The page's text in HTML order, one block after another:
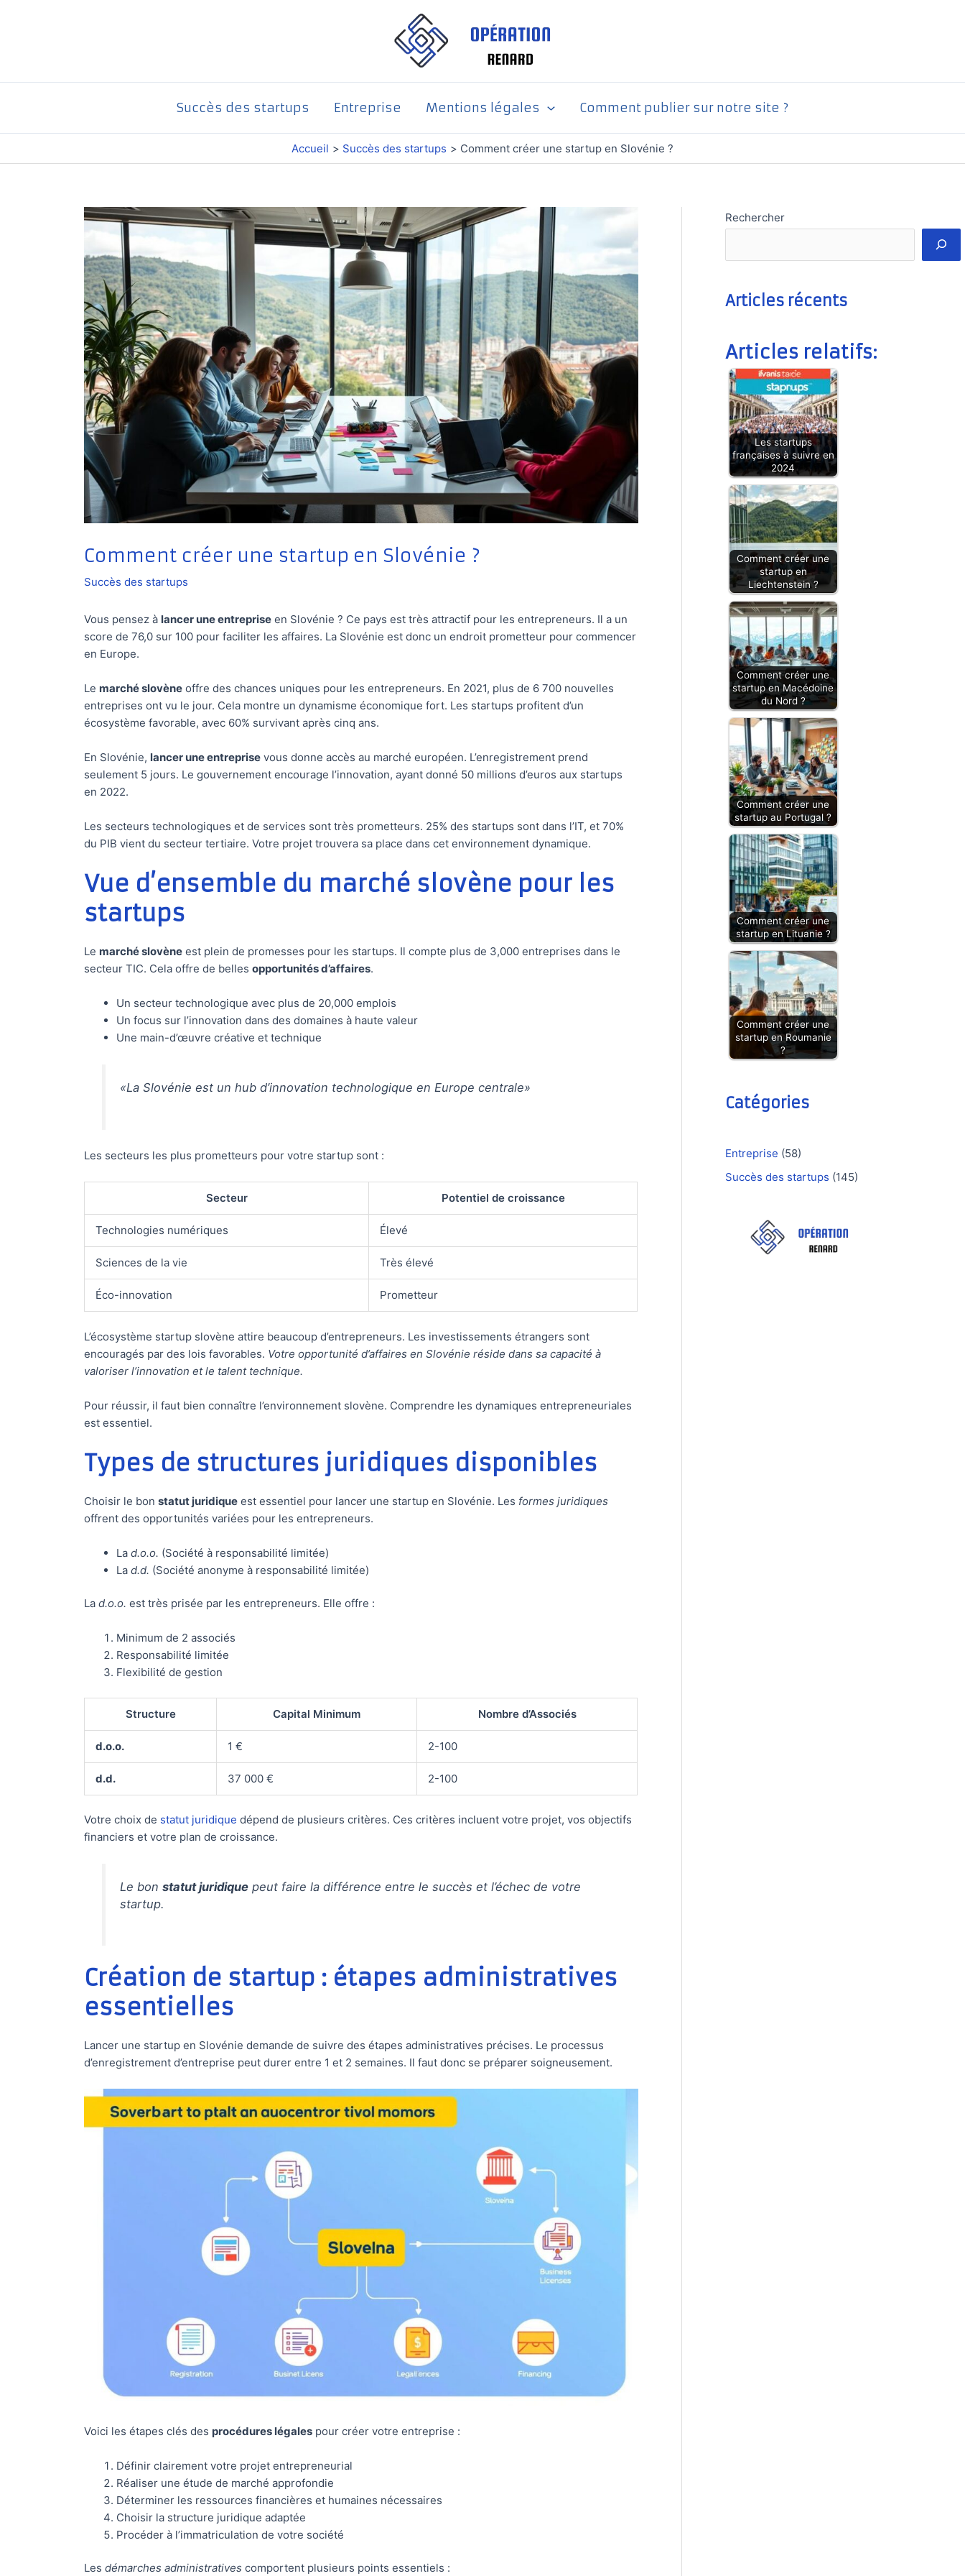
Succès des startups Entreprise Mentions légales Comment publier sur notre site ?
Accueil Succès des startups Comment créer une startup en Slovénie ?
Comment créer une startup en Slovénie ?
Succès des startups
Vous pensez à lancer une entreprise en Slovénie ? Ce pays est très attractif pour les entrepreneurs. Il a un
score de 76,0 sur 100 pour faciliter les affaires. La Slovénie est donc un endroit prometteur pour commencer
en Europe.
Le marché slovène offre des chances uniques pour les entrepreneurs. En 2021, plus de 6 700 nouvelles
entreprises ont vu le jour. Cela montre un dynamisme économique fort. Les startups profitent d’un
écosystème favorable, avec 60% survivant après cinq ans.
En Slovénie, lancer une entreprise vous donne accès au marché européen. L’enregistrement prend
seulement 5 jours. Le gouvernement encourage l’innovation, ayant donné 50 millions d’euros aux startups
en 2022.
Les secteurs technologiques et de services sont très prometteurs. 25% des startups sont dans l’IT, et 70%
du PIB vient du secteur tertiaire. Votre projet trouvera sa place dans cet environnement dynamique.
Vue d’ensemble du marché slovène pour les
startups
Le marché slovène est plein de promesses pour les startups. Il compte plus de 3,000 entreprises dans le
secteur TIC. Cela offre de belles opportunités d’affaires.
Un secteur technologique avec plus de 20,000 emplois
Un focus sur l’innovation dans des domaines à haute valeur
Une main-d’œuvre créative et technique
«La Slovénie est un hub d’innovation technologique en Europe centrale»
Les secteurs les plus prometteurs pour votre startup sont :
Secteur Potentiel de croissance
Technologies numériques Élevé
Sciences de la vie Très élevé
Éco-innovation Prometteur
L’écosystème startup slovène attire beaucoup d’entrepreneurs. Les investissements étrangers sont
encouragés par des lois favorables. Votre opportunité d’affaires en Slovénie réside dans sa capacité à
valoriser l’innovation et le talent technique.
Pour réussir, il faut bien connaître l’environnement slovène. Comprendre les dynamiques entrepreneuriales
est essentiel.
Types de structures juridiques disponibles
Choisir le bon statut juridique est essentiel pour lancer une startup en Slovénie. Les formes juridiques
offrent des opportunités variées pour les entrepreneurs.
La d.o.o. (Société à responsabilité limitée)
La d.d. (Société anonyme à responsabilité limitée)
La d.o.o. est très prisée par les entrepreneurs. Elle offre :
Minimum de 2 associés
Responsabilité limitée
Flexibilité de gestion
Structure Capital Minimum Nombre d’Associés
d.o.o. 1 € 2-100
d.d. 37 000 € 2-100
Votre choix de statut juridique dépend de plusieurs critères. Ces critères incluent votre projet, vos objectifs
financiers et votre plan de croissance.
Le bon statut juridiquepeut faire la différence entre le succès et l’échec de votre
startup.
Création de startup : étapes administratives
essentielles
Lancer une startup en Slovénie demande de suivre des étapes administratives précises. Le processus
d’enregistrement d’entreprise peut durer entre 1 et 2 semaines. Il faut donc se préparer soigneusement.
Voici les étapes clés des procédures légales pour créer votre entreprise :
Définir clairement votre projet entrepreneurial
Réaliser une étude de marché approfondie
Déterminer les ressources financières et humaines nécessaires
Choisir la structure juridique adaptée
Procéder à l’immatriculation de votre société
Les démarches administratives comportent plusieurs points essentiels :
Rechercher
Articles récents
Articles relatifs:
Les startups
françaises à suivre en
2024
Comment créer une
startup en
Liechtenstein ?
Comment créer une
startup en Macédoine
du Nord ?
Comment créer une
startup au Portugal ?
Comment créer une
startup en Lituanie ?
Comment créer une
startup en Roumanie
?
Catégories
Entreprise (58)
Succès des startups (145)